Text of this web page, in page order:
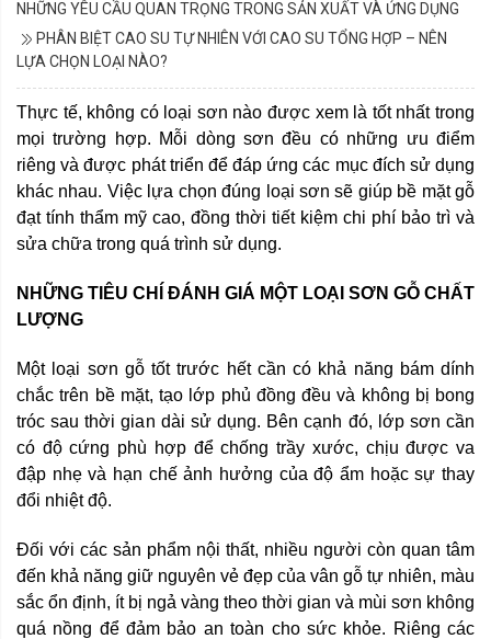
NHỮNG YÊU CẦU QUAN TRỌNG TRONG SẢN XUẤT VÀ ỨNG DỤNG
PHÂN BIỆT CAO SU TỰ NHIÊN VỚI CAO SU TỔNG HỢP – NÊN
LỰA CHỌN LOẠI NÀO?
Thực tế, không có loại sơn nào được xem là tốt nhất trong
mọi trường hợp. Mỗi dòng sơn đều có những ưu điểm
riêng và được phát triển để đáp ứng các mục đích sử dụng
khác nhau. Việc lựa chọn đúng loại sơn sẽ giúp bề mặt gỗ
đạt tính thẩm mỹ cao, đồng thời tiết kiệm chi phí bảo trì và
sửa chữa trong quá trình sử dụng.
NHỮNG TIÊU CHÍ ĐÁNH GIÁ MỘT LOẠI SƠN GỖ CHẤT
LƯỢNG
Một loại sơn gỗ tốt trước hết cần có khả năng bám dính
chắc trên bề mặt, tạo lớp phủ đồng đều và không bị bong
tróc sau thời gian dài sử dụng. Bên cạnh đó, lớp sơn cần
có độ cứng phù hợp để chống trầy xước, chịu được va
đập nhẹ và hạn chế ảnh hưởng của độ ẩm hoặc sự thay
đổi nhiệt độ.
Đối với các sản phẩm nội thất, nhiều người còn quan tâm
đến khả năng giữ nguyên vẻ đẹp của vân gỗ tự nhiên, màu
sắc ổn định, ít bị ngả vàng theo thời gian và mùi sơn không
quá nồng để đảm bảo an toàn cho sức khỏe. Riêng các